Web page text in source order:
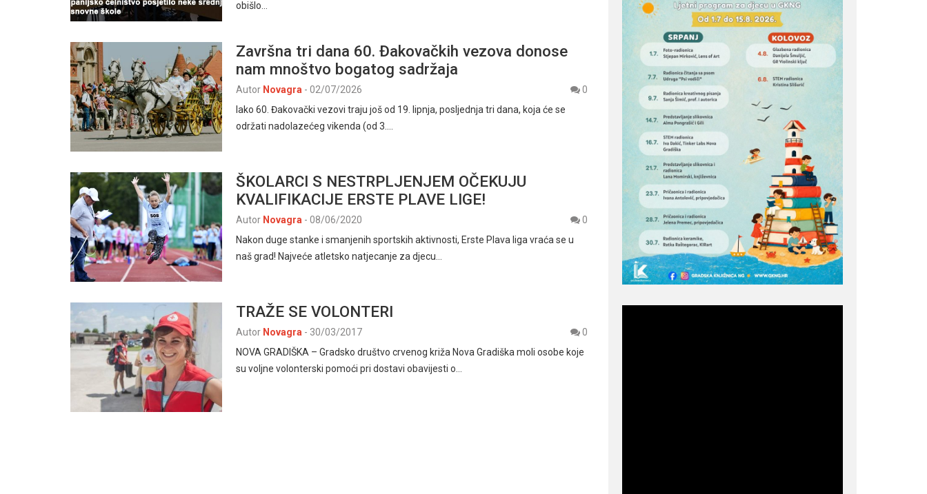
obišlo…
Završna tri dana 60. Đakovačkih vezova donose
nam mnoštvo bogatog sadržaja
Autor Novagra - 02/07/2026
0
Iako 60. Đakovački vezovi traju još od 19. lipnja, posljednja tri dana, koja će se
održati nadolazećeg vikenda (od 3.…
ŠKOLARCI S NESTRPLJENJEM OČEKUJU
KVALIFIKACIJE ERSTE PLAVE LIGE!
Autor Novagra - 08/06/2020
0
Nakon duge stanke i smanjenih sportskih aktivnosti, Erste Plava liga vraća se u
naš grad! Najveće atletsko natjecanje za djecu…
TRAŽE SE VOLONTERI
Autor Novagra - 30/03/2017
0
NOVA GRADIŠKA – Gradsko društvo crvenog križa Nova Gradiška moli osobe koje
su voljne volonterski pomoći pri dostavi obavijesti o…